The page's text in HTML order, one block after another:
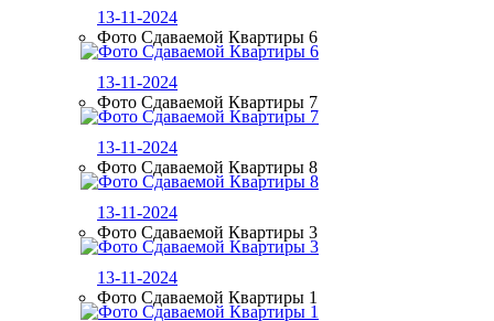
13-11-2024
Фото Сдаваемой Квартиры 6
13-11-2024
Фото Сдаваемой Квартиры 7
13-11-2024
Фото Сдаваемой Квартиры 8
13-11-2024
Фото Сдаваемой Квартиры 3
13-11-2024
Фото Сдаваемой Квартиры 1